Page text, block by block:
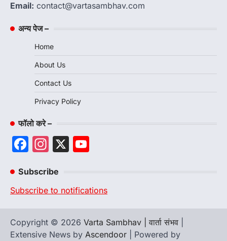
Email: contact@vartasambhav.com
अन्य पेज –
Home
About Us
Contact Us
Privacy Policy
फॉलो करे –
Facebook
Instagram
X
Subscribe
Subscribe to notifications
Copyright © 2026 Varta Sambhav | वार्ता संभव
Extensive News by Ascendoor | Powered by